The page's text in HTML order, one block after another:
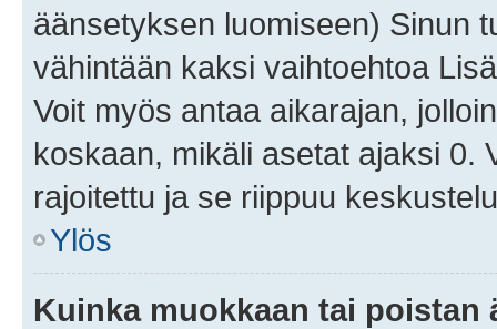
äänsetyksen luomiseen) Sinun
vähintään kaksi vaihtoehtoa
Voit myös antaa aikarajan,
koskaan, mikäli asetat ajaksi 0.
rajoitettu ja se riippuu
Ylös
Kuinka muokkaan tai poistan